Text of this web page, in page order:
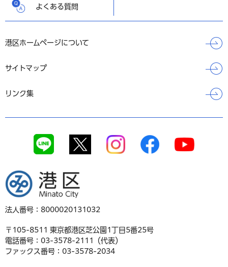
よくある質問
港区ホームページについて
サイトマップ
リンク集
港区
法人番号：8000020131032
〒105-8511 東京都港区芝公園1丁目5番25号
電話番号：03-3578-2111（代表）
ファックス番号：03-3578-2034